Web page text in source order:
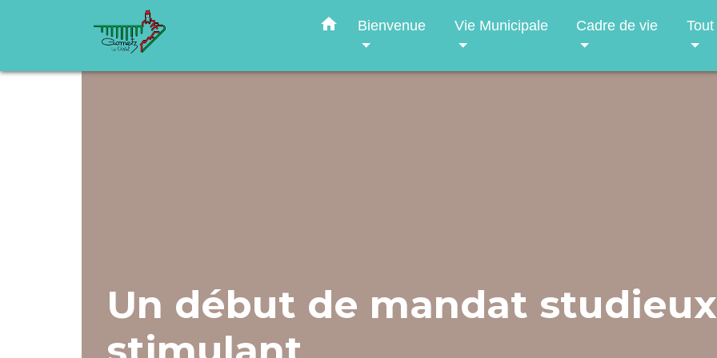
home Bienvenue Vie Municipale Cadre de vie
Un début de mandat